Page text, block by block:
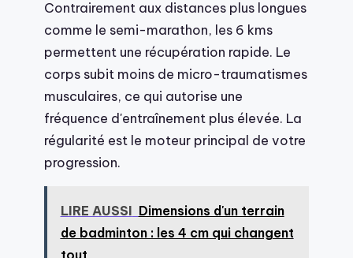
Contrairement aux distances plus longues
comme le semi-marathon, les 6 kms
permettent une récupération rapide. Le
corps subit moins de micro-traumatismes
musculaires, ce qui autorise une
fréquence d'entraînement plus élevée. La
régularité est le moteur principal de votre
progression.
LIRE AUSSI Dimensions d'un terrain
de badminton : les 4 cm qui changent
tout